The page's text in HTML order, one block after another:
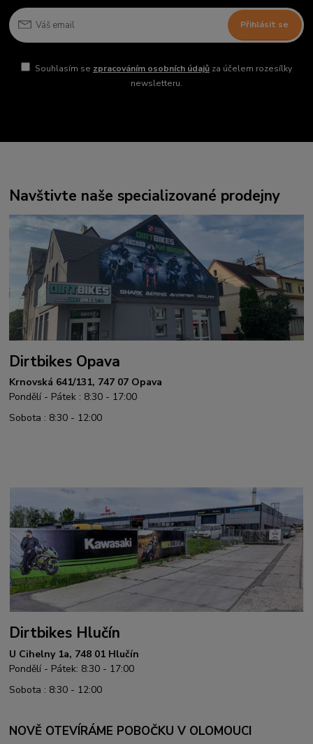
Přihlásit se
Souhlasím se zpracováním osobních údajůza účelem rozesílky
newsletteru.
Navštivte naše specializované prodejny
Dirtbikes Opava
Krnovská 641/131, 747 07 Opava
Pondělí - Pátek : 8:30 - 17:00
Sobota : 8:30 - 12:00
Dirtbikes Hlučín
U Cihelny 1a, 748 01 Hlučín
Pondělí - Pátek: 8:30 - 17:00
Sobota : 8:30 - 12:00
NOVĚ OTEVÍRÁME POBOČKU V OLOMOUCI